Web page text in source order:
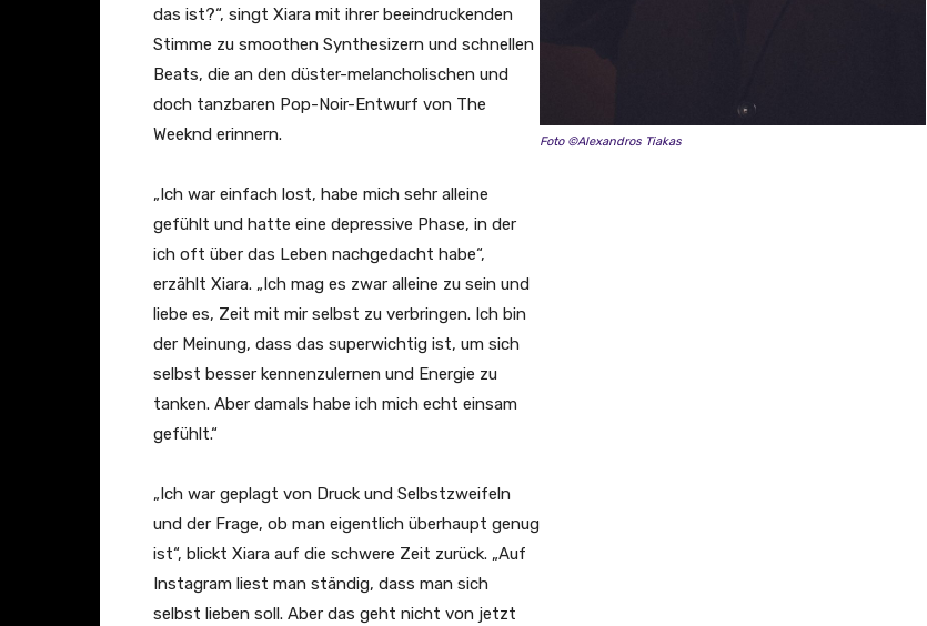
T
u
b
e
a
e
i
g
e
n
das ist?“, singt Xiara mit ihrer beeindruckenden
Stimme zu smoothen Synthesizern und schnellen
Beats, die an den düster-melancholischen und
doch tanzbaren Pop-Noir-Entwurf von The
Weeknd erinnern.
„Ich war einfach lost, habe mich sehr alleine
gefühlt und hatte eine depressive Phase, in der
ich oft über das Leben nachgedacht habe“,
erzählt Xiara. „Ich mag es zwar alleine zu sein und
liebe es, Zeit mit mir selbst zu verbringen. Ich bin
der Meinung, dass das superwichtig ist, um sich
selbst besser kennenzulernen und Energie zu
tanken. Aber damals habe ich mich echt einsam
gefühlt.“
„Ich war geplagt von Druck und Selbstzweifeln
und der Frage, ob man eigentlich überhaupt genug
ist“, blickt Xiara auf die schwere Zeit zurück. „Auf
Instagram liest man ständig, dass man sich
selbst lieben soll. Aber das geht nicht von jetzt
Foto ©Alexandros Tiakas